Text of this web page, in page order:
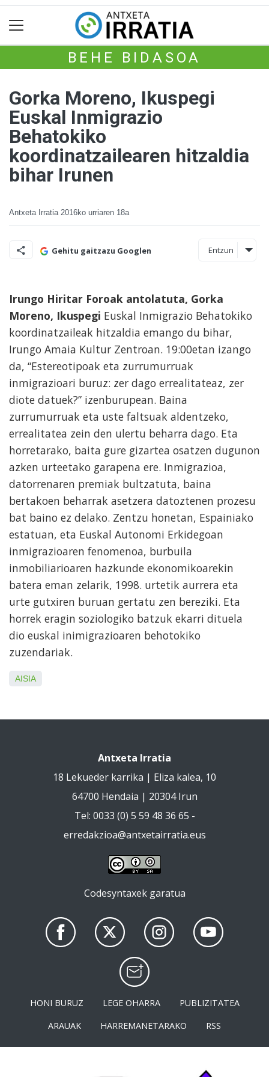
BEHE BIDASOA
Gorka Moreno, Ikuspegi
Euskal Inmigrazio
Behatokiko
koordinatzailearen hitzaldia
bihar Irunen
Antxeta Irratia 2016ko urriaren 18a
Gehitu gaitzazu Googlen Entzun
Irungo Hiritar Foroak antolatuta, Gorka
Moreno, Ikuspegi Euskal Inmigrazio Behatokiko
koordinatzaileak hitzaldia emango du bihar,
Irungo Amaia Kultur Zentroan. 19:00etan izango
da, “Estereotipoak eta zurrumurruak
inmigrazioari buruz: zer dago errealitateaz, zer
diote datuek?” izenburupean. Baina
zurrumurruak eta uste faltsuak aldentzeko,
errealitatea zein den ulertu beharra dago. Eta
horretarako, baita gure gizartea osatzen dugunon
azken urteetako garapena ere. Inmigrazioa,
datorrenaren premiak bultzatuta, baina
bertakoen beharrak asetzera datoztenen prozesu
bat baino ez delako. Zentzu honetan, Espainiako
estatuan, eta Euskal Autonomi Erkidegoan
inmigrazioaren fenomenoa, burbuila
inmobiliarioaren hazkunde ekonomikoarekin
batera eman zelarik, 1998. urtetik aurrera eta
urte gutxiren buruan gertatu zen bereziki. Eta
horrek eragin soziologiko batzuk ekarri dituela
dio euskal inimigrazioaren behotokiko
zuzendariak.
AISIA
Antxeta Irratia
18 Lekueder karrika | Eliza kalea, 10
64700 Hendaia | 20304 Irun
Tel: 0033 (0) 5 59 48 36 65 -
erredakzioa@antxetairratia.eus
Codesyntaxek garatua
HONI BURUZ LEGE OHARRA
PUBLIZITATEA
ARAUAK
HARREMANETARAKO RSS